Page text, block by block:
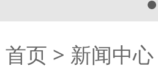
首页 > 新闻中心